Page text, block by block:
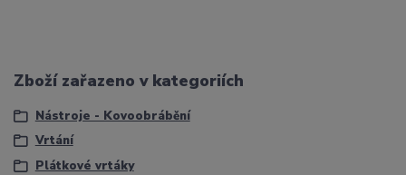
Zboží zařazeno v kategoriích
Nástroje - Kovoobrábění
Vrtání
Plátkové vrtáky